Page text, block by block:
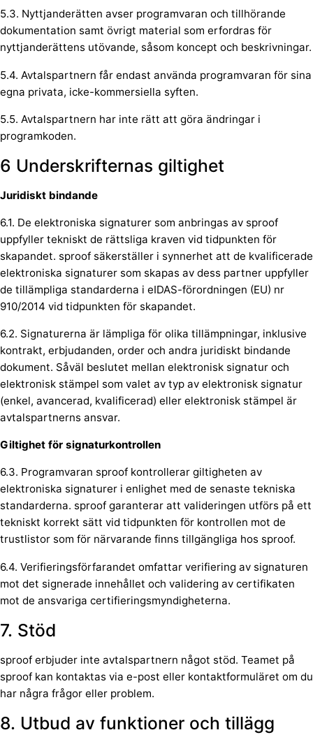
5.3. Nyttjanderätten avser programvaran och tillhörande
dokumentation samt övrigt material som erfordras för
nyttjanderättens utövande, såsom koncept och beskrivningar.
5.4. Avtalspartnern får endast använda programvaran för sina
egna privata, icke-kommersiella syften.
5.5. Avtalspartnern har inte rätt att göra ändringar i
programkoden.
6 Underskrifternas giltighet
Juridiskt bindande
6.1. De elektroniska signaturer som anbringas av sproof
uppfyller tekniskt de rättsliga kraven vid tidpunkten för
skapandet. sproof säkerställer i synnerhet att de kvalificerade
elektroniska signaturer som skapas av dess partner uppfyller
de tillämpliga standarderna i eIDAS-förordningen (EU) nr
910/2014 vid tidpunkten för skapandet.
6.2. Signaturerna är lämpliga för olika tillämpningar, inklusive
kontrakt, erbjudanden, order och andra juridiskt bindande
dokument. Såväl beslutet mellan elektronisk signatur och
elektronisk stämpel som valet av typ av elektronisk signatur
(enkel, avancerad, kvalificerad) eller elektronisk stämpel är
avtalspartnerns ansvar.
Giltighet för signaturkontrollen
6.3. Programvaran sproof kontrollerar giltigheten av
elektroniska signaturer i enlighet med de senaste tekniska
standarderna. sproof garanterar att valideringen utförs på ett
tekniskt korrekt sätt vid tidpunkten för kontrollen mot de
trustlistor som för närvarande finns tillgängliga hos sproof.
6.4. Verifieringsförfarandet omfattar verifiering av signaturen
mot det signerade innehållet och validering av certifikaten
mot de ansvariga certifieringsmyndigheterna.
7. Stöd
sproof erbjuder inte avtalspartnern något stöd. Teamet på
sproof kan kontaktas via e-post eller kontaktformuläret om du
har några frågor eller problem.
8. Utbud av funktioner och tillägg